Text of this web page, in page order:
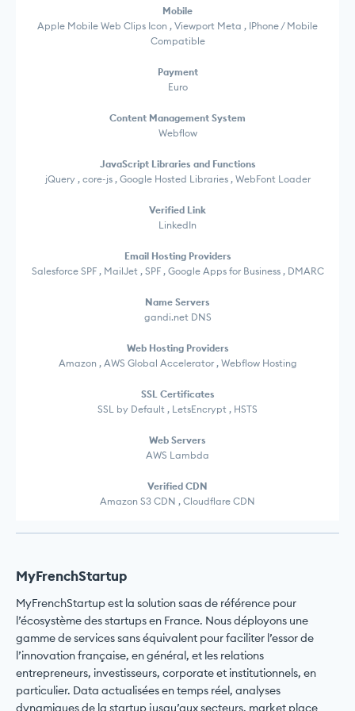
Mobile
Apple Mobile Web Clips Icon , Viewport Meta , IPhone / Mobile
Compatible
Payment
Euro
Content Management System
Webflow
JavaScript Libraries and Functions
jQuery , core-js , Google Hosted Libraries , WebFont Loader
Verified Link
LinkedIn
Email Hosting Providers
Salesforce SPF , MailJet , SPF , Google Apps for Business , DMARC
Name Servers
gandi.net DNS
Web Hosting Providers
Amazon , AWS Global Accelerator , Webflow Hosting
SSL Certificates
SSL by Default , LetsEncrypt , HSTS
Web Servers
AWS Lambda
Verified CDN
Amazon S3 CDN , Cloudflare CDN
MyFrenchStartup
MyFrenchStartup est la solution saas de référence pour
l’écosystème des startups en France. Nous déployons une
gamme de services sans équivalent pour faciliter l’essor de
l’innovation française, en général, et les relations
entrepreneurs, investisseurs, corporate et institutionnels, en
particulier. Data actualisées en temps réel, analyses
dynamiques de la startup jusqu’aux secteurs, market place